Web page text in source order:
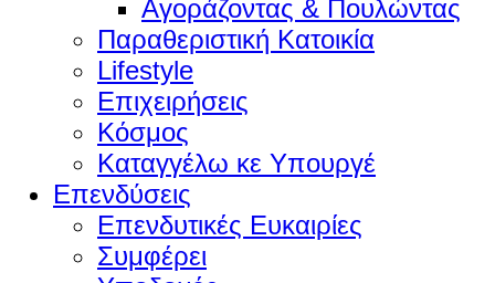
Αγοράζοντας & Πουλώντας
Παραθεριστική Κατοικία
Lifestyle
Επιχειρήσεις
Κόσμος
Καταγγέλω κε Υπουργέ
Επενδύσεις
Επενδυτικές Ευκαιρίες
Συμφέρει